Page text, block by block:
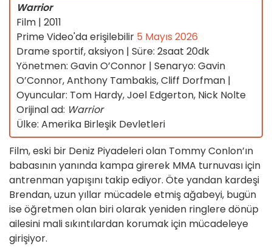
Warrior
Film | 2011
Prime Video'da erişilebilir 5 Mayıs 2026
Drame sportif, aksiyon | Süre: 2saat 20dk
Yönetmen: Gavin O’Connor | Senaryo: Gavin
O’Connor, Anthony Tambakis, Cliff Dorfman |
Oyuncular: Tom Hardy, Joel Edgerton, Nick Nolte
Orijinal ad: Warrior
Ülke: Amerika Birleşik Devletleri
Film, eski bir Deniz Piyadeleri olan Tommy Conlon’ın
babasının yanında kampa girerek MMA turnuvası için
antrenman yapışını takip ediyor. Öte yandan kardeşi
Brendan, uzun yıllar mücadele etmiş ağabeyi, bugün
ise öğretmen olan biri olarak yeniden ringlere dönüp
ailesini mali sıkıntılardan korumak için mücadeleye
girişiyor.